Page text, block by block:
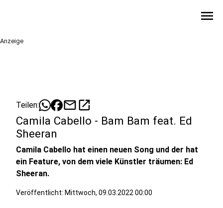
menu
Anzeige
Teilen: mailopen_in_new
Camila Cabello - Bam Bam feat. Ed
Sheeran
Camila Cabello hat einen neuen Song und der hat
ein Feature, von dem viele Künstler träumen: Ed
Sheeran.
Veröffentlicht: Mittwoch, 09.03.2022 00:00